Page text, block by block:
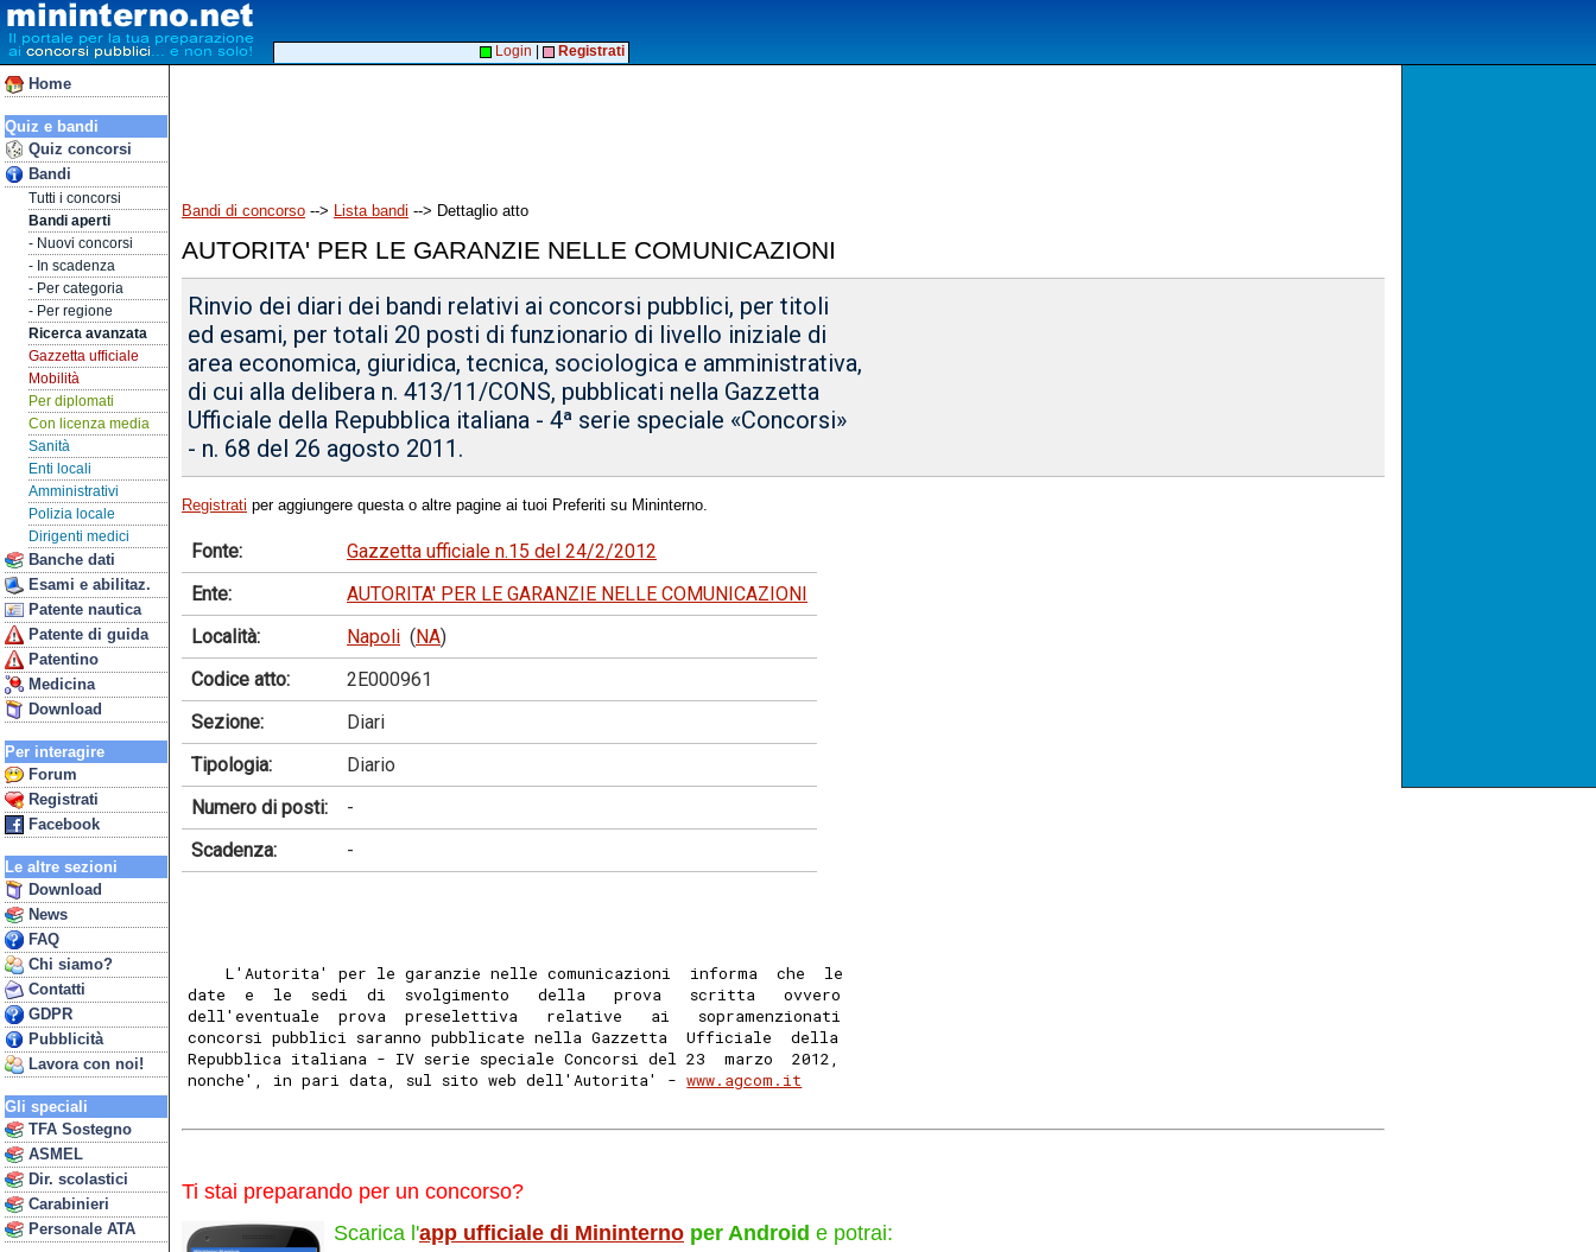
Home
Quiz e bandi
Quiz concorsi
Bandi
Tutti i concorsi
Bandi aperti
- Nuovi concorsi
- In scadenza
- Per categoria
- Per regione
Ricerca avanzata
Gazzetta ufficiale
Mobilità
Per diplomati
Con licenza media
Sanità
Enti locali
Amministrativi
Polizia locale
Dirigenti medici
Banche dati
Esami e abilitaz.
Patente nautica
Patente di guida
Patentino
Medicina
Download
Per interagire
Forum
Registrati
Facebook
Le altre sezioni
Download
News
FAQ
Chi siamo?
Contatti
GDPR
Pubblicità
Lavora con noi!
Gli speciali
TFA Sostegno
ASMEL
Dir. scolastici
Carabinieri
Personale ATA
Login Registrati
Bandi di concorso --> Lista bandi --> Dettaglio atto
AUTORITA' PER LE GARANZIE NELLE COMUNICAZIONI
Rinvio dei diari dei bandi relativi ai concorsi pubblici, per titoli
ed esami, per totali 20 posti di funzionario di livello iniziale di
area economica, giuridica, tecnica, sociologica e amministrativa,
di cui alla delibera n. 413/11/CONS, pubblicati nella Gazzetta
Ufficiale della Repubblica italiana - 4ª serie speciale «Concorsi»
- n. 68 del 26 agosto 2011.
Registrati per aggiungere questa o altre pagine ai tuoi Preferiti su Mininterno.
Fonte:
Gazzetta ufficiale n.15 del 24/2/2012
Ente:
AUTORITA' PER LE GARANZIE NELLE COMUNICAZIONI
Località:
Napoli (NA)
Codice atto:
2E000961
Sezione:
Diari
Tipologia:
Diario
Numero di posti:
-
Scadenza:
-
    L'Autorita' per le garanzie nelle comunicazioni  informa  che  le
date  e  le  sedi  di  svolgimento   della   prova   scritta   ovvero
dell'eventuale  prova  preselettiva   relative   ai   sopramenzionati
concorsi pubblici saranno pubblicate nella Gazzetta  Ufficiale  della
Repubblica italiana - IV serie speciale Concorsi del 23  marzo  2012,
nonche', in pari data, sul sito web dell'Autorita' - www.agcom.it
Ti stai preparando per un concorso?
Scarica l'app ufficiale di Mininterno per Android e potrai: